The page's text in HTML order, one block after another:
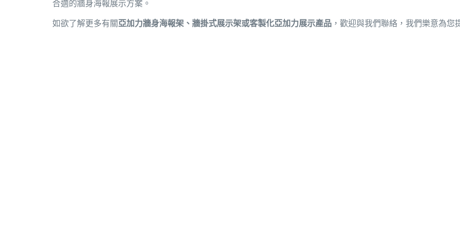
合適的牆身海報展示方案。
如欲了解更多有關亞加力牆身海報架、牆掛式展示架或客製化亞加力展示產品 ，歡迎與我們聯絡，我們樂意為您